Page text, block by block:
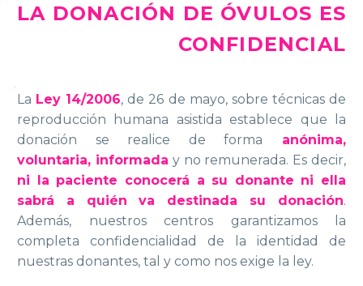
LA DONACIÓN DE ÓVULOS ES
CONFIDENCIAL
La Ley 14/2006, de 26 de mayo, sobre técnicas de
reproducción humana asistida establece que la
donación se realice de forma anónima,
voluntaria, informada y no remunerada. Es decir,
ni la paciente conocerá a su donante ni ella
sabrá a quién va destinada su donación.
Además, nuestros centros garantizamos la
completa confidencialidad de la identidad de
nuestras donantes, tal y como nos exige la ley.